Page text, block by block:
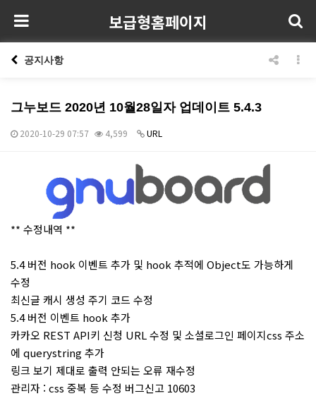
보급형홈페이지
공지사항
그누보드 2020년 10월28일자 업데이트 5.4.3
2020-10-29 07:57 4,599 URL
** 수정내역 **
5.4 버전 hook 이벤트 추가 및 hook 추적에 Object도 가능하게
수정
최신글 캐시 생성 주기 코드 수정
5.4 버전 이벤트 hook 추가
카카오 REST API키 신청 URL 수정 및 소셜로그인 페이지css 주소
에 querystring 추가
링크 보기 제대로 출력 안되는 오류 재수정
관리자 : css 중복 등 수정 버그신고 10603